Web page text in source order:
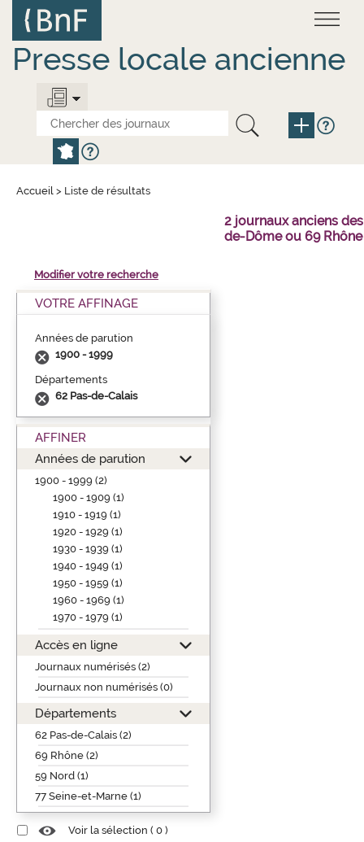
contenu
principal
Presse locale ancienne
Accueil > Liste de résultats
2 journaux anciens
de-Dôme ou 69
Modifier votre recherche
VOTRE AFFINAGE
Années de parution
1900 - 1999
Départements
62 Pas-de-Calais
AFFINER
Années de parution
1900 - 1999 (2)
1900 - 1909 (1)
1910 - 1919 (1)
1920 - 1929 (1)
1930 - 1939 (1)
1940 - 1949 (1)
1950 - 1959 (1)
1960 - 1969 (1)
1970 - 1979 (1)
Accès en ligne
Journaux numérisés (2)
Journaux non numérisés (0)
Départements
62 Pas-de-Calais (2)
69 Rhône (2)
59 Nord (1)
77 Seine-et-Marne (1)
Voir la sélection ( 0 )
Panneau de gestion des cookies